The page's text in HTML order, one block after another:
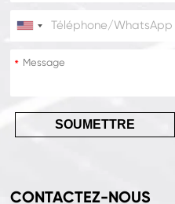
*
*
SOUMETTRE
CONTACTEZ-NOUS